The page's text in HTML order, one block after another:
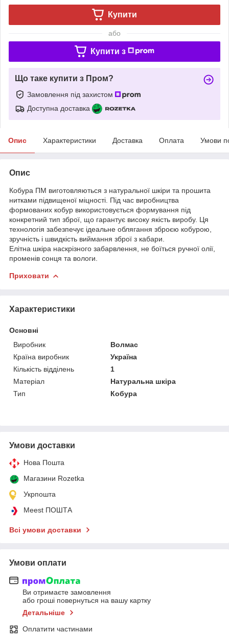
Купити
або
Купити з
Що таке купити з Пром?
Замовлення під захистом
Доступна доставка
Опис Характеристики Доставка Оплата Умови
Опис
Кобура ПМ виготовляються з натуральної шкіри та прошита
нитками підвищеної міцності. Під час виробництва
формованих кобур використовується формування під
конкретний тип зброї, що гарантує високу якість виробу. Ця
технологія забезпечує ідеальне облягання зброєю кобурою,
зручність і швидкість виймання зброї з кабари.
Елітна шкіра наскрізного забарвлення, не боїться ручної олії,
променів сонця та вологи.
Приховати
Характеристики
Основні
Виробник
Волмас
Країна виробник
Україна
Кількість відділень
1
Матеріал
Натуральна шкіра
Тип
Кобура
Умови доставки
Нова Пошта
Магазини Rozetka
Укрпошта
Meest ПОШТА
Всі умови доставки
Умови оплати
Ви отримаєте замовлення
або гроші повернуться на вашу картку
Детальніше
Оплатити частинами